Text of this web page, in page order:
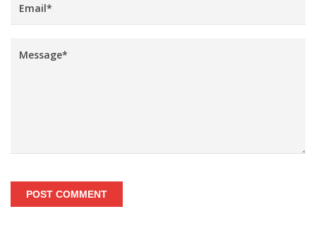
POST COMMENT